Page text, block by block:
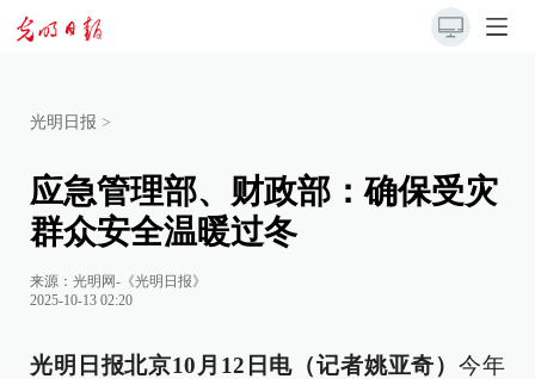
光明日报 >
应急管理部、财政部：确保受灾
群众安全温暖过冬
来源： 光明网-《光明日报》
2025-10-13 02:20
光明日报北京10月12日电（记者姚亚奇）今年